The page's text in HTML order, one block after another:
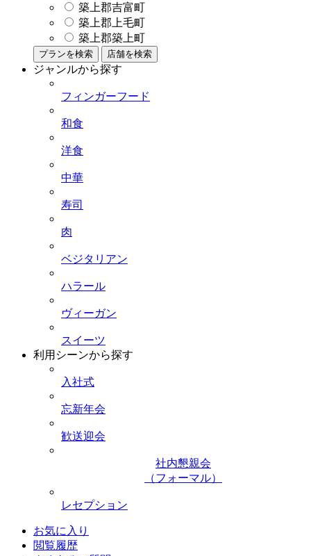
築上郡吉富町
築上郡上毛町
築上郡築上町
プランを検索 店舗を検索
ジャンルから探す
フィンガーフード
和食
洋食
中華
寿司
肉
ベジタリアン
ハラール
ヴィーガン
スイーツ
利用シーンから探す
入社式
忘新年会
歓送迎会
社内懇親会
（フォーマル）
レセプション
お気に入り
閲覧履歴